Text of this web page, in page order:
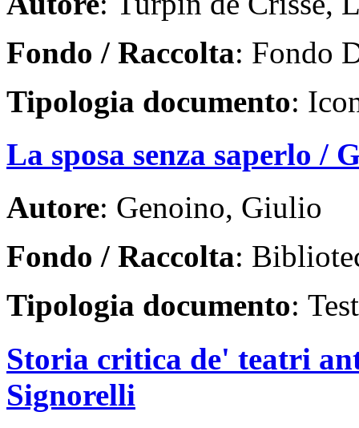
Fondo / Raccolta: Fondo
Tipologia documento:
La sposa senza saperlo /
Autore: Genoino, Giulio
Fondo / Raccolta:
Tipologia documento:
Storia critica de' teatri
Signorelli